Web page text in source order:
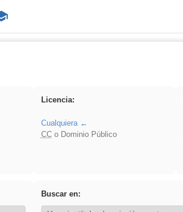
Licencia:
Cualquiera
CCo Dominio Público
Buscar en: